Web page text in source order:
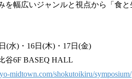
を幅広いジャンルと視点から「食
(水)・16日(木)・17日(金)
谷6F BASEQ HALL
midtown.com/shokutoikiru/symposium/